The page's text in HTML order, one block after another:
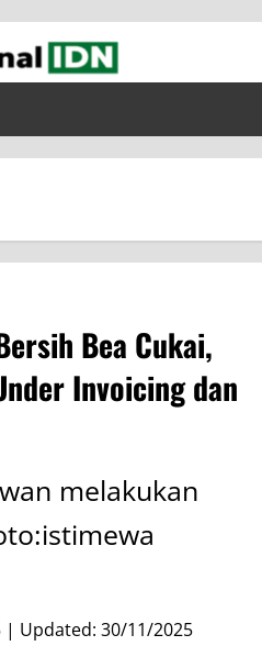
Bea Cukai,
Invoicing dan
melakukan
| Updated: 30/11/2025